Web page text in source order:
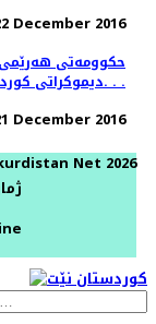
December 2016
حكوومه‌تى
دیموکراتی کوردستان لە کۆیە ئیدانە دەكات. . .
December 2016
Net 2026